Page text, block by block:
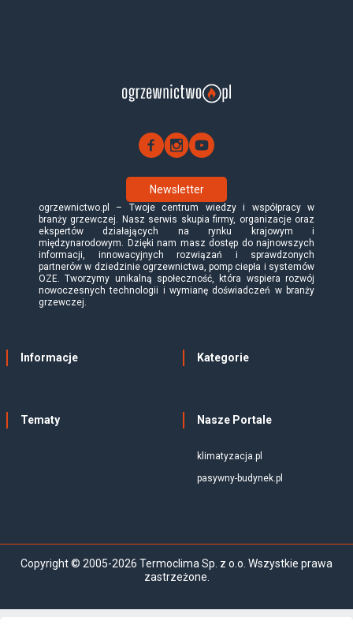
Newsletter
ogrzewnictwo.pl – Twoje centrum wiedzy i współpracy w
branży grzewczej. Nasz serwis skupia firmy, organizacje oraz
ekspertów działających na rynku krajowym i
międzynarodowym. Dzięki nam masz dostęp do najnowszych
informacji, innowacyjnych rozwiązań i sprawdzonych
partnerów w dziedzinie ogrzewnictwa, pomp ciepła i systemów
OZE. Tworzymy unikalną społeczność, która wspiera rozwój
nowoczesnych technologii i wymianę doświadczeń w branży
grzewczej.
Informacje Kategorie
Tematy Nasze Portale
klimatyzacja.pl
pasywny-budynek.pl
Copyright © 2005-2026 Termoclima Sp. z o.o. Wszystkie prawa
zastrzeżone.